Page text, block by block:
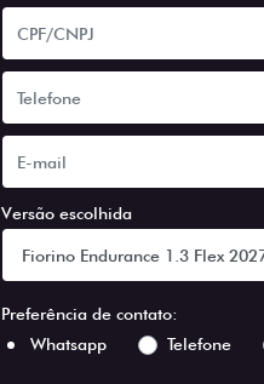
Versão escolhida
Preferência de contato:
Whatsapp
Telefone